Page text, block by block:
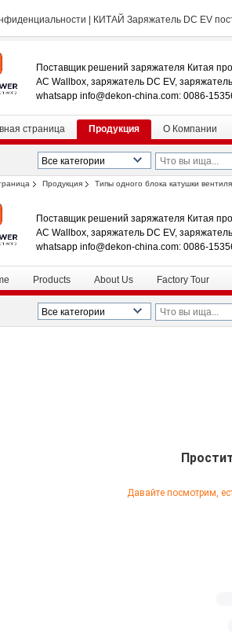
КИТАЙ Заряжатель DC EV
Поставщик решений заряжателя Китая
AC Wallbox, заряжатель DC EV,
whatsapp info@dekon-china.com: 0086-
страница Продукция О Компании
Продукция Типы одного блока катушки
Поставщик решений заряжателя Китая
AC Wallbox, заряжатель DC EV,
whatsapp info@dekon-china.com: 0086-
Products About Us Factory Tour
Давайте посмотрим,